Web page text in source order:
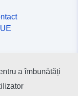
a îmbunătăți